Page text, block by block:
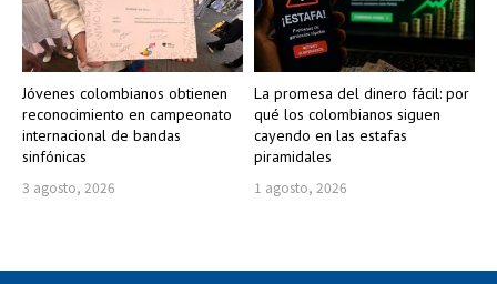
Jóvenes colombianos obtienen
reconocimiento en campeonato
internacional de bandas
sinfónicas
3 agosto, 2026
La promesa del dinero fácil: por
qué los colombianos siguen
cayendo en las estafas
piramidales
1 agosto, 2026